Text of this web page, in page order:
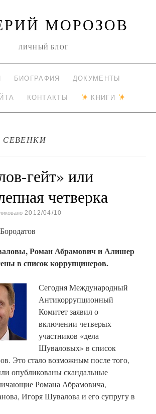
МОРОЗОВ
ЛИЧНЫЙ БЛОГ
БИОГРАФИЯ ДОКУМЕНТЫ
КОНТАКТЫ КНИГИ
СЕВЕНКИ
гейт» или
четверка
2012/04/10
Роман Абрамович и Алишер
в список коррупцинеров.
Сегодня Международный
Антикоррупционный
Комитет заявил о
включении четверых
участников «дела
Шуваловых» в список
Это стало возможным после того,
опубликованы скандальные
Романа Абрамовича,
Игоря Шувалова и его супругу в